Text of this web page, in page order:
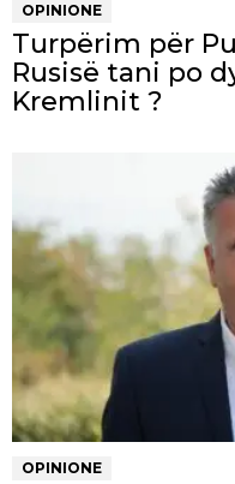
OPINIONE
Turpërim për
Rusisë tani po
Kremlinit ?
OPINIONE